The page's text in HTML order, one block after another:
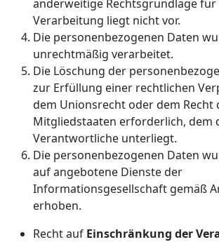
anderweitige Rechtsgrundlage für
Verarbeitung liegt nicht vor.
Die personenbezogenen Daten
unrechtmäßig verarbeitet.
Die Löschung der
zur Erfüllung einer rechtlichen
dem Unionsrecht oder dem Recht
Mitgliedstaaten erforderlich, dem
Verantwortliche unterliegt.
Die personenbezogenen Daten
auf angebotene Dienste der
Informationsgesellschaft gemäß
erhoben.
Recht auf Einschränkung der